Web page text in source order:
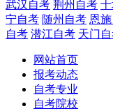
武汉自考 荆州自考
宁自考 随州自考 恩
自考 潜江自考 天门
网站首页
报考动态
自考专业
自考院校